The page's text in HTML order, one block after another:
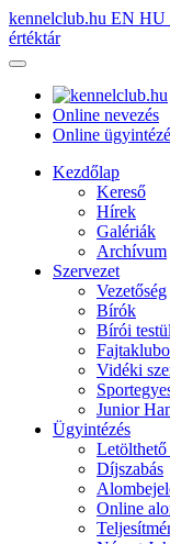
kennelclub.hu EN HU
értéktár
Online nevezés
Online
Kezdőlap
Kereső
Hírek
Galériák
Archívum
Szervezet
Vezetőség
Bírók
Bírói
Vidéki
Junior
Ügyintézés
Díjszabás
Online